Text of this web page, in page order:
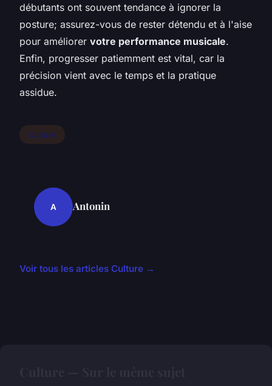
débutants ont souvent tendance à ignorer la
posture; assurez-vous de rester détendu et à l'aise
pour améliorer votre performance musicale.
Enfin, progresser patiemment est vital, car la
précision vient avec le temps et la pratique
assidue.
Culture
A Antonin
Voir tous les articles Culture →